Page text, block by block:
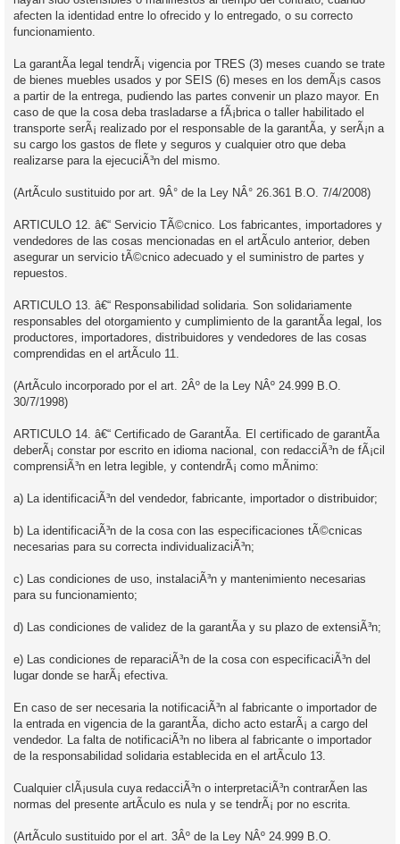
afecten la identidad entre lo ofrecido y lo entregado, o su correcto
funcionamiento.
La garantÃ­a legal tendrÃ¡ vigencia por TRES (3) meses cuando se trate
de bienes muebles usados y por SEIS (6) meses en los demÃ¡s casos
a partir de la entrega, pudiendo las partes convenir un plazo mayor. En
caso de que la cosa deba trasladarse a fÃ¡brica o taller habilitado el
transporte serÃ¡ realizado por el responsable de la garantÃ­a, y serÃ¡n a
su cargo los gastos de flete y seguros y cualquier otro que deba
realizarse para la ejecuciÃ³n del mismo.
(ArtÃ­culo sustituido por art. 9Â° de la Ley NÂ° 26.361 B.O. 7/4/2008)
ARTICULO 12. â€“ Servicio TÃ©cnico. Los fabricantes, importadores y
vendedores de las cosas mencionadas en el artÃ­culo anterior, deben
asegurar un servicio tÃ©cnico adecuado y el suministro de partes y
repuestos.
ARTICULO 13. â€“ Responsabilidad solidaria. Son solidariamente
responsables del otorgamiento y cumplimiento de la garantÃ­a legal, los
productores, importadores, distribuidores y vendedores de las cosas
comprendidas en el artÃ­culo 11.
(ArtÃ­culo incorporado por el art. 2Âº de la Ley NÂº 24.999 B.O.
30/7/1998)
ARTICULO 14. â€“ Certificado de GarantÃ­a. El certificado de garantÃ­a
deberÃ¡ constar por escrito en idioma nacional, con redacciÃ³n de fÃ¡cil
comprensiÃ³n en letra legible, y contendrÃ¡ como mÃ­nimo:
a) La identificaciÃ³n del vendedor, fabricante, importador o distribuidor;
b) La identificaciÃ³n de la cosa con las especificaciones tÃ©cnicas
necesarias para su correcta individualizaciÃ³n;
c) Las condiciones de uso, instalaciÃ³n y mantenimiento necesarias
para su funcionamiento;
d) Las condiciones de validez de la garantÃ­a y su plazo de extensiÃ³n;
e) Las condiciones de reparaciÃ³n de la cosa con especificaciÃ³n del
lugar donde se harÃ¡ efectiva.
En caso de ser necesaria la notificaciÃ³n al fabricante o importador de
la entrada en vigencia de la garantÃ­a, dicho acto estarÃ¡ a cargo del
vendedor. La falta de notificaciÃ³n no libera al fabricante o importador
de la responsabilidad solidaria establecida en el artÃ­culo 13.
Cualquier clÃ¡usula cuya redacciÃ³n o interpretaciÃ³n contrarÃ­en las
normas del presente artÃ­culo es nula y se tendrÃ¡ por no escrita.
(ArtÃ­culo sustituido por el art. 3Âº de la Ley NÂº 24.999 B.O.